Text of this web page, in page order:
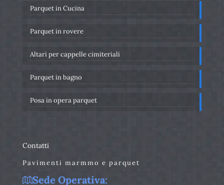
Parquet in Cucina
Parquet in rovere
Altari per cappelle cimiteriali
Parquet in bagno
Posa in opera parquet
Contatti
Pavimenti marmmo e parquet
Sede Operativa: